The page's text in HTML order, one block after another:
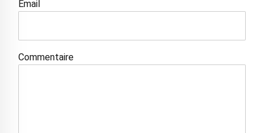
Email
Commentaire